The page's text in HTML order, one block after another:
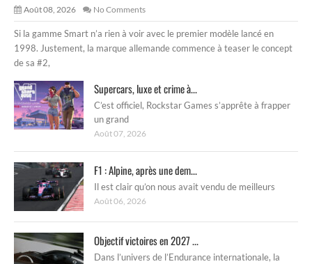
Août 08, 2026 No Comments
Si la gamme Smart n’a rien à voir avec le premier modèle lancé en
1998. Justement, la marque allemande commence à teaser le concept
de sa #2,
Supercars, luxe et crime à...
C’est officiel, Rockstar Games s’apprête à frapper
un grand
Août 07, 2026
F1 : Alpine, après une dem...
Il est clair qu’on nous avait vendu de meilleurs
Août 06, 2026
Objectif victoires en 2027 ...
Dans l’univers de l’Endurance internationale, la